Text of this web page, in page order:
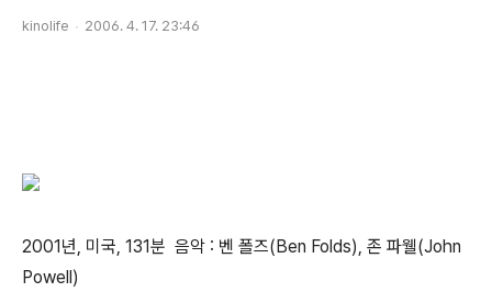
kinolife 2006. 4. 17. 23:46
2001년, 미국, 131분 음악 : 벤 폴즈(Ben Folds), 존 파웰(John
Powell)